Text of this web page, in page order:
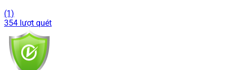
(1)
354 lượt quét